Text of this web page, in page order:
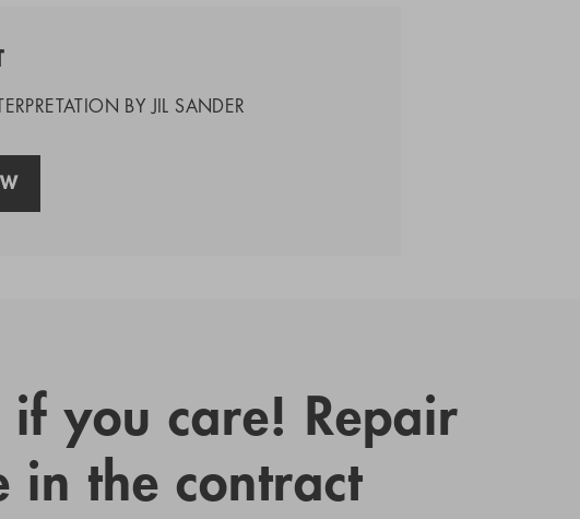
BY JIL SANDER
if you care! Repair
in the contract